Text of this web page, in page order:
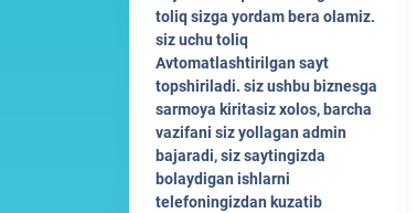
toliq sizga yordam bera olamiz.
siz uchu toliq
Avtomatlashtirilgan sayt
topshiriladi. siz ushbu biznesga
sarmoya kiritasiz xolos, barcha
vazifani siz yollagan admin
bajaradi, siz saytingizda
bolaydigan ishlarni
telefoningizdan kuzatib